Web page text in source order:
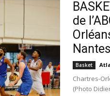
de
Basket
Chartres-
(Photo